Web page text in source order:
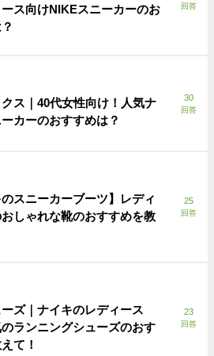
ース向けNIKEスニーカーのお
回答
ス｜40代女性向け！人気ナ
カーのおすすめは？
30
回答
のスニーカーブーツ】レディ
しゃれな靴のおすすめを教
25
回答
ズ｜ナイキのレディース
ランニングシューズのおす
て！
23
回答